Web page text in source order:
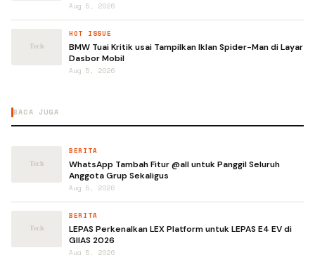
Aug 5, 2026
HOT ISSUE
BMW Tuai Kritik usai Tampilkan Iklan Spider-Man di Layar
Dasbor Mobil
Aug 5, 2026
BACA JUGA
BERITA
WhatsApp Tambah Fitur @all untuk Panggil Seluruh
Anggota Grup Sekaligus
Aug 5, 2026
BERITA
LEPAS Perkenalkan LEX Platform untuk LEPAS E4 EV di
GIIAS 2026
Aug 5, 2026